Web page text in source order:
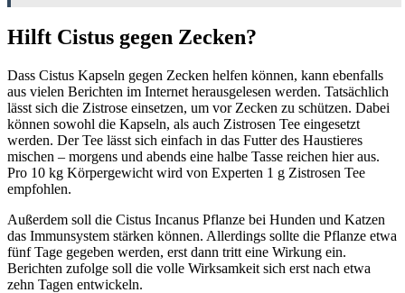
Hilft Cistus gegen Zecken?
Dass Cistus Kapseln gegen Zecken helfen können, kann ebenfalls
aus vielen Berichten im Internet herausgelesen werden. Tatsächlich
lässt sich die Zistrose einsetzen, um vor Zecken zu schützen. Dabei
können sowohl die Kapseln, als auch Zistrosen Tee eingesetzt
werden. Der Tee lässt sich einfach in das Futter des Haustieres
mischen – morgens und abends eine halbe Tasse reichen hier aus.
Pro 10 kg Körpergewicht wird von Experten 1 g Zistrosen Tee
empfohlen.
Außerdem soll die Cistus Incanus Pflanze bei Hunden und Katzen
das Immunsystem stärken können. Allerdings sollte die Pflanze etwa
fünf Tage gegeben werden, erst dann tritt eine Wirkung ein.
Berichten zufolge soll die volle Wirksamkeit sich erst nach etwa
zehn Tagen entwickeln.